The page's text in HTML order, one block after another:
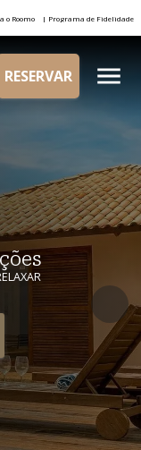
o Roomo | Programa de Fidelidade
RESERVAR